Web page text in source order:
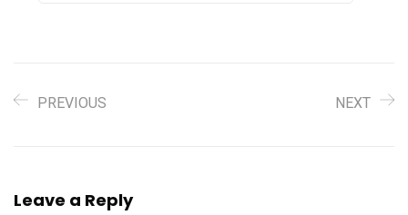
PREVIOUS NEXT
Leave a Reply